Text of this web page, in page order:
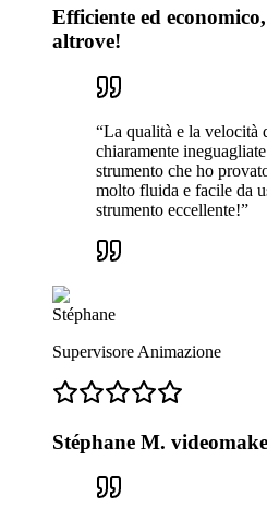
Efficiente ed
altrove!
“La qualità e la velocità
chiaramente
strumento che ho
molto fluida e facile da
strumento eccellente!”
Stéphane
Supervisore Animazione
Stéphane M.